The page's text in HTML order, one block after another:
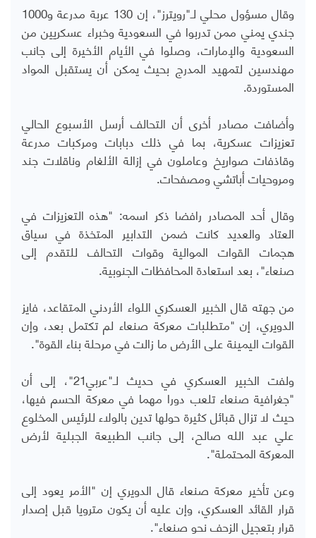
وقال مسؤول محلي لـ"رويترز"، إن 130 عربة مدرعة و1000
جندي يمني ممن تدربوا في السعودية وخبراء عسكريين من
السعودية والإمارات، وصلوا في الأيام الأخيرة إلى جانب
مهندسين لتمهيد المدرج بحيث يمكن أن يستقبل المواد
المستوردة.
وأضافت مصادر أخرى أن التحالف أرسل الأسبوع الحالي
تعزيزات عسكرية، بما في ذلك دبابات ومركبات مدرعة
وقاذفات صواريخ وعاملون في إزالة الألغام وناقلات جند
ومروحيات أباتشي ومصفحات.
وقال أحد المصادر رافضا ذكر اسمه: "هذه التعزيزات في
العتاد والعديد كانت ضمن التدابير المتخذة في سياق
هجمات القوات الموالية وقوات التحالف للتقدم إلى
صنعاء"، بعد استعادة المحافظات الجنوبية.
من جهته قال الخبير العسكري اللواء الأردني المتقاعد، فايز
الدويري، إن "متطلبات معركة صنعاء لم تكتمل بعد، وإن
القوات اليمينة على الأرض ما زالت في مرحلة بناء القوة".
ولفت الخبير العسكري في حديث لـ"عربي21"، إلى أن
"جغرافية صنعاء تلعب دورا مهما في معركة الحسم فيها،
حيث لا تزال قبائل كثيرة حولها تدين بالولاء للرئيس المخلوع
علي عبد الله صالح، إلى جانب الطبيعة الجبلية لأرض
المعركة المحتملة".
وعن تأخير معركة صنعاء قال الدويري إن "الأمر يعود إلى
قرار القائد العسكري، وإن عليه أن يكون مترويا قبل إصدار
قرار بتعجيل الزحف نحو صنعاء".